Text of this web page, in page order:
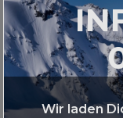
Wir laden